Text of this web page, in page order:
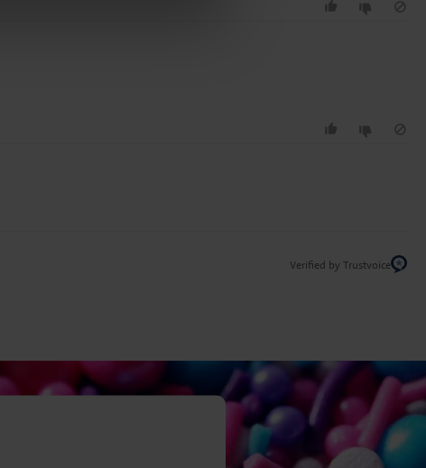
Verified by Trustvoice